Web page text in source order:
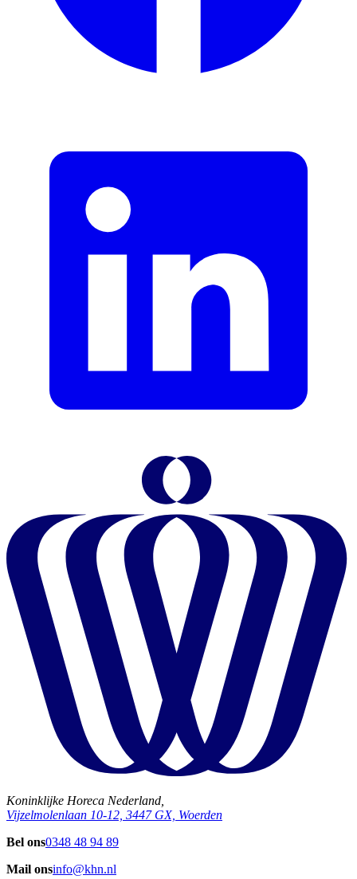
Koninklijke Horeca Nederland,
Vijzelmolenlaan 10-12, 3447 GX, Woerden
Bel ons0348 48 94 89
Mail onsinfo@khn.nl